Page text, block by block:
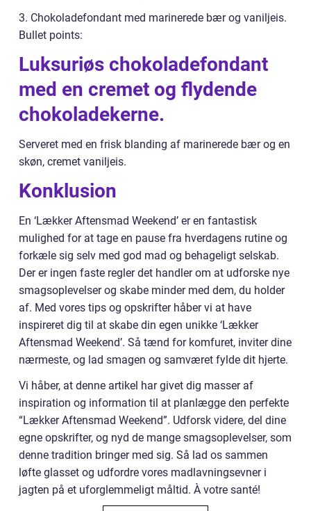
3. Chokoladefondant med marinerede bær og vaniljeis.
Bullet points:
Luksuriøs chokoladefondant
med en cremet og flydende
chokoladekerne.
Serveret med en frisk blanding af marinerede bær og en
skøn, cremet vaniljeis.
Konklusion
En ‘Lækker Aftensmad Weekend’ er en fantastisk
mulighed for at tage en pause fra hverdagens rutine og
forkæle sig selv med god mad og behageligt selskab.
Der er ingen faste regler det handler om at udforske nye
smagsoplevelser og skabe minder med dem, du holder
af. Med vores tips og opskrifter håber vi at have
inspireret dig til at skabe din egen unikke ‘Lækker
Aftensmad Weekend’. Så tænd for komfuret, inviter dine
nærmeste, og lad smagen og samværet fylde dit hjerte.
Vi håber, at denne artikel har givet dig masser af
inspiration og information til at planlægge den perfekte
“Lækker Aftensmad Weekend”. Udforsk videre, del dine
egne opskrifter, og nyd de mange smagsoplevelser, som
denne tradition bringer med sig. Så lad os sammen
løfte glasset og udfordre vores madlavningsevner i
jagten på et uforglemmeligt måltid. À votre santé!